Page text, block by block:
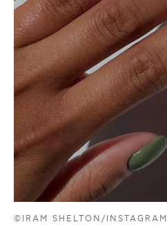
©IRAM SHELTON/INSTAGRAM